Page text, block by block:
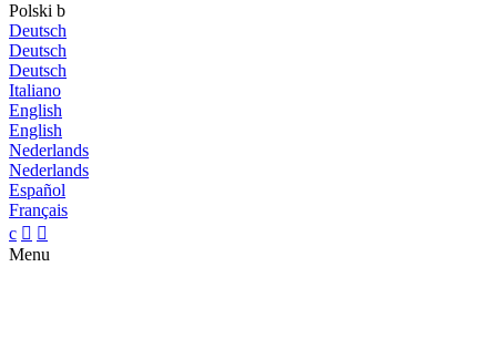
Polski b
Deutsch
Deutsch
Deutsch
Italiano
English
English
Nederlands
Nederlands
Español
Français
c  
Menu